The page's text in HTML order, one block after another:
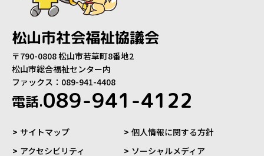
松山市社会福祉協議会
〒790-0808 松山市若草町8番地2
松山市総合福祉センター内
ファックス：089-941-4408
電話.089-941-4122
サイトマップ
個人情報に関する方針
アクセシビリティ
ソーシャルメディア